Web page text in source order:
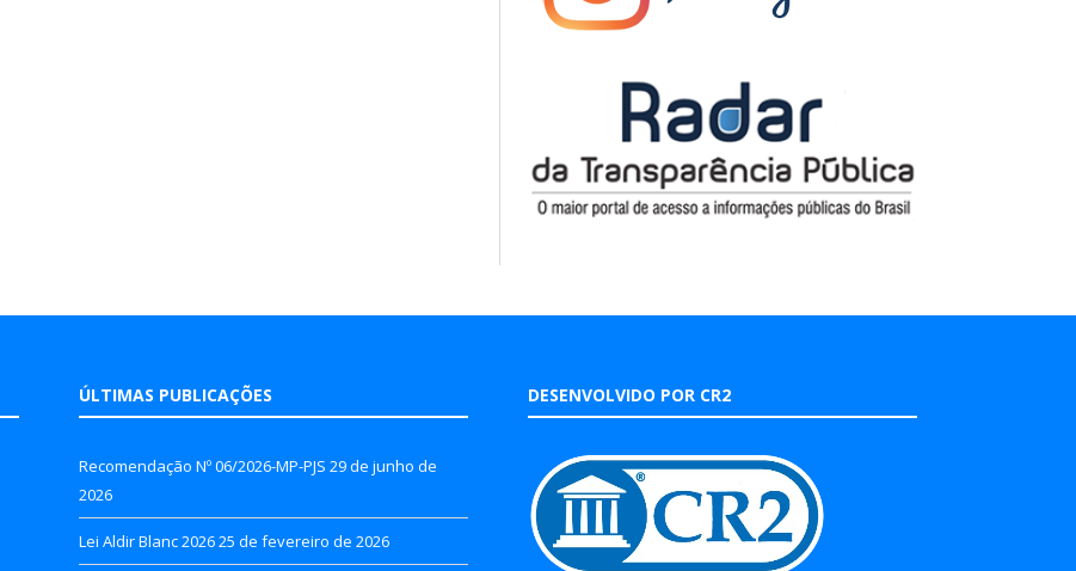
ÚLTIMAS PUBLICAÇÕES
Recomendação Nº 06/2026-MP-PJS 29 de junho de
2026
Lei Aldir Blanc 202625 de fevereiro de 2026
DESENVOLVIDO POR CR2